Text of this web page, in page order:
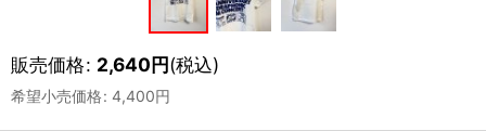
販売価格: 2,640円(税込)
希望小売価格: 4,400円